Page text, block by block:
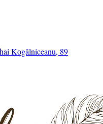
Kogălniceanu, 89